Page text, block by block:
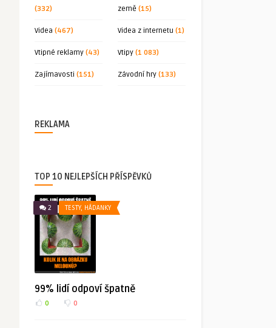
(332) země (15)
Videa (467) Videa z internetu (1)
Vtipné reklamy (43) Vtipy (1 083)
Zajímavosti (151) Závodní hry (133)
REKLAMA
TOP 10 NEJLEPŠÍCH PŘÍSPĚVKŮ
2 TESTY, HÁDANKY
99% lidí odpoví špatně
0 0